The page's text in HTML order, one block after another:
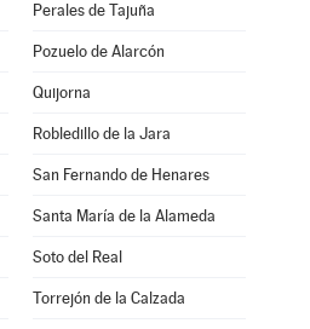
Perales de Tajuña
Pozuelo de Alarcón
Quijorna
Robledillo de la Jara
San Fernando de Henares
Santa María de la Alameda
Soto del Real
Torrejón de la Calzada